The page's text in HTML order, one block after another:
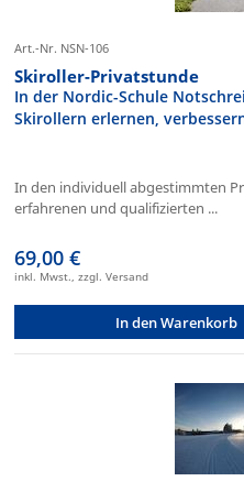
Art.-Nr. NSN-106
Skiroller-Privatstunde
In der Nordic-Schule
Skirollern erlernen,
In den individuell abgestimmten
erfahrenen und qualifizierten ...
69,00 €
inkl. Mwst., zzgl. Versand
In den Warenkorb